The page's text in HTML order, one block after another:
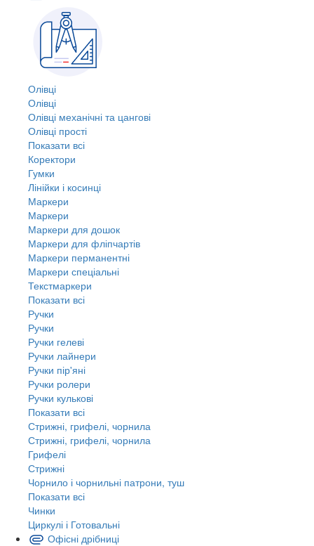
Олівці
Олівці
Олівці механічні та цангові
Олівці прості
Показати всі
Коректори
Гумки
Лінійки і косинці
Маркери
Маркери
Маркери для дошок
Маркери для фліпчартів
Маркери перманентні
Маркери спеціальні
Текстмаркери
Показати всі
Ручки
Ручки
Ручки гелеві
Ручки лайнери
Ручки пір'яні
Ручки ролери
Ручки кулькові
Показати всі
Стрижні, грифелі, чорнила
Стрижні, грифелі, чорнила
Грифелі
Стрижні
Чорнило і чорнильні патрони, туш
Показати всі
Чинки
Циркулі і Готовальні
Офісні дрібниці